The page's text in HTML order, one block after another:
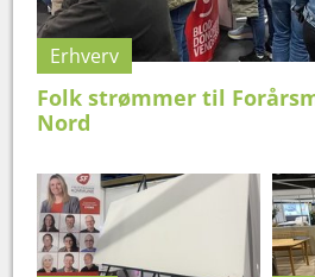
Erhverv
Folk strømmer til
Nord